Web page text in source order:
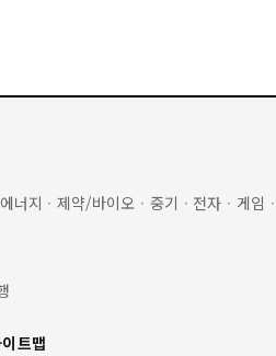
너지 · 제약/바이오 · 중기 · 전자 · 게임 ·
트맵